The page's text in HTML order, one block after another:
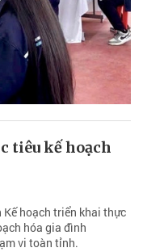
tiêu kế hoạch
hoạch triển khai thực
hóa gia đình
vi toàn tỉnh.